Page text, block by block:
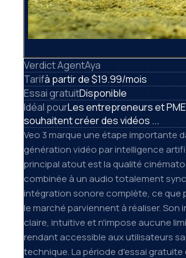
Verdict AgentAya
Tarifà partir de $19.99/mois
Essai gratuitDisponible
Idéal pourLes entrepreneurs et
souhaitent créer des vidéos ...
Veo 3 marque une étape importante
génération vidéo par intelligence
principal atout est la qualité
combinée à un audio totalement
intégration sonore complète, ce que
le marché parviennent à réaliser. Son
claire, intuitive et n'impose aucune
rendant accessible aux utilisateurs
technique. La période d'essai gratuite